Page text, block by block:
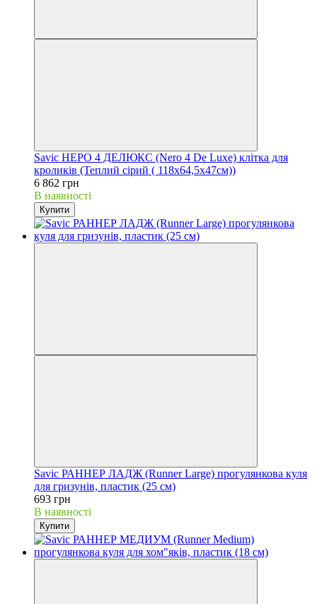
Savic НЕРО 4 ДЕЛЮКС (Nero 4 De Luxe) клітка для
кроликів (Теплий сірий ( 118х64,5х47см))
6 862 грн
В наявності
Купити
Savic РАННЕР ЛАДЖ (Runner Large) прогулянкова куля
для гризунів, пластик (25 см)
693 грн
В наявності
Купити